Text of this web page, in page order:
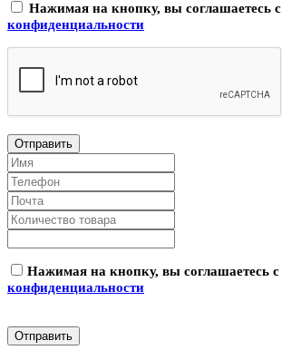
Нажимая на кнопку, вы соглашаетесь с
конфиденциальности
Нажимая на кнопку, вы соглашаетесь с
конфиденциальности